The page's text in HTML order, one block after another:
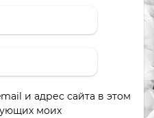
и адрес сайта в этом
моих